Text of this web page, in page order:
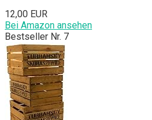
12,00 EUR
Bei Amazon ansehen
Bestseller Nr. 7